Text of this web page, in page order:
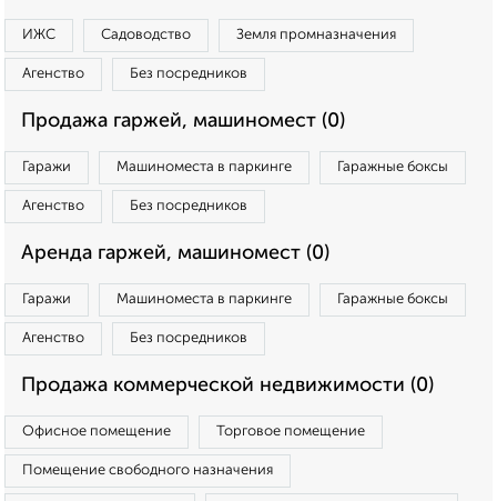
ИЖС Садоводство Земля промназначения
Агенство Без посредников
Продажа гаржей, машиномест (0)
Гаражи Машиноместа в паркинге Гаражные боксы
Агенство Без посредников
Аренда гаржей, машиномест (0)
Гаражи Машиноместа в паркинге Гаражные боксы
Агенство Без посредников
Продажа коммерческой недвижимости (0)
Офисное помещение Торговое помещение
Помещение свободного назначения